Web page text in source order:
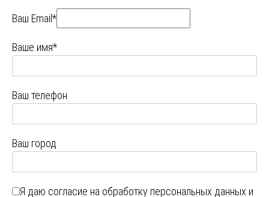
Ваш Email*
Ваше имя*
Ваш телефон
Ваш город
Я даю согласие на обработку персональных данных и